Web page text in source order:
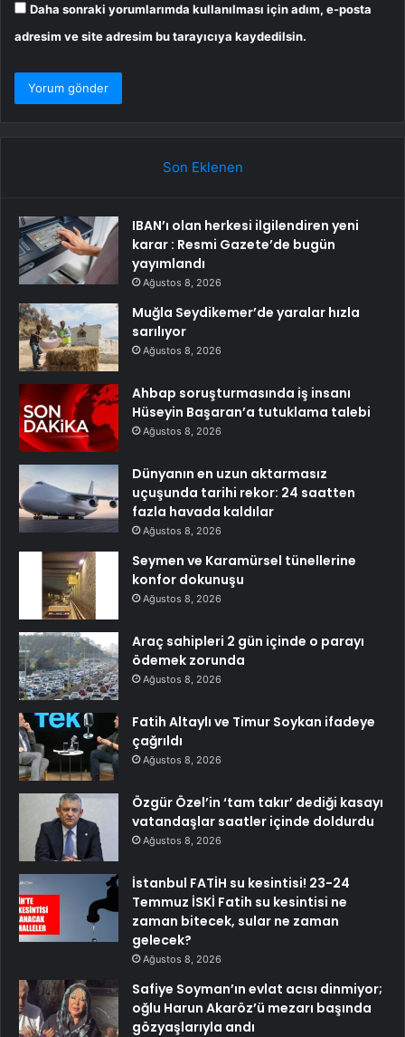
Daha sonraki yorumlarımda kullanılması için adım, e-posta
adresim ve site adresim bu tarayıcıya kaydedilsin.
Son Eklenen
IBAN’ı olan herkesi ilgilendiren yeni
karar : Resmi Gazete’de bugün
yayımlandı
Ağustos 8, 2026
Muğla Seydikemer’de yaralar hızla
sarılıyor
Ağustos 8, 2026
Ahbap soruşturmasında iş insanı
Hüseyin Başaran’a tutuklama talebi
Ağustos 8, 2026
Dünyanın en uzun aktarmasız
uçuşunda tarihi rekor: 24 saatten
fazla havada kaldılar
Ağustos 8, 2026
Seymen ve Karamürsel tünellerine
konfor dokunuşu
Ağustos 8, 2026
Araç sahipleri 2 gün içinde o parayı
ödemek zorunda
Ağustos 8, 2026
Fatih Altaylı ve Timur Soykan ifadeye
çağrıldı
Ağustos 8, 2026
Özgür Özel’in ‘tam takır’ dediği kasayı
vatandaşlar saatler içinde doldurdu
Ağustos 8, 2026
İstanbul FATİH su kesintisi! 23-24
Temmuz İSKİ Fatih su kesintisi ne
zaman bitecek, sular ne zaman
gelecek?
Ağustos 8, 2026
Safiye Soyman’ın evlat acısı dinmiyor;
oğlu Harun Akaröz’ü mezarı başında
gözyaşlarıyla andı